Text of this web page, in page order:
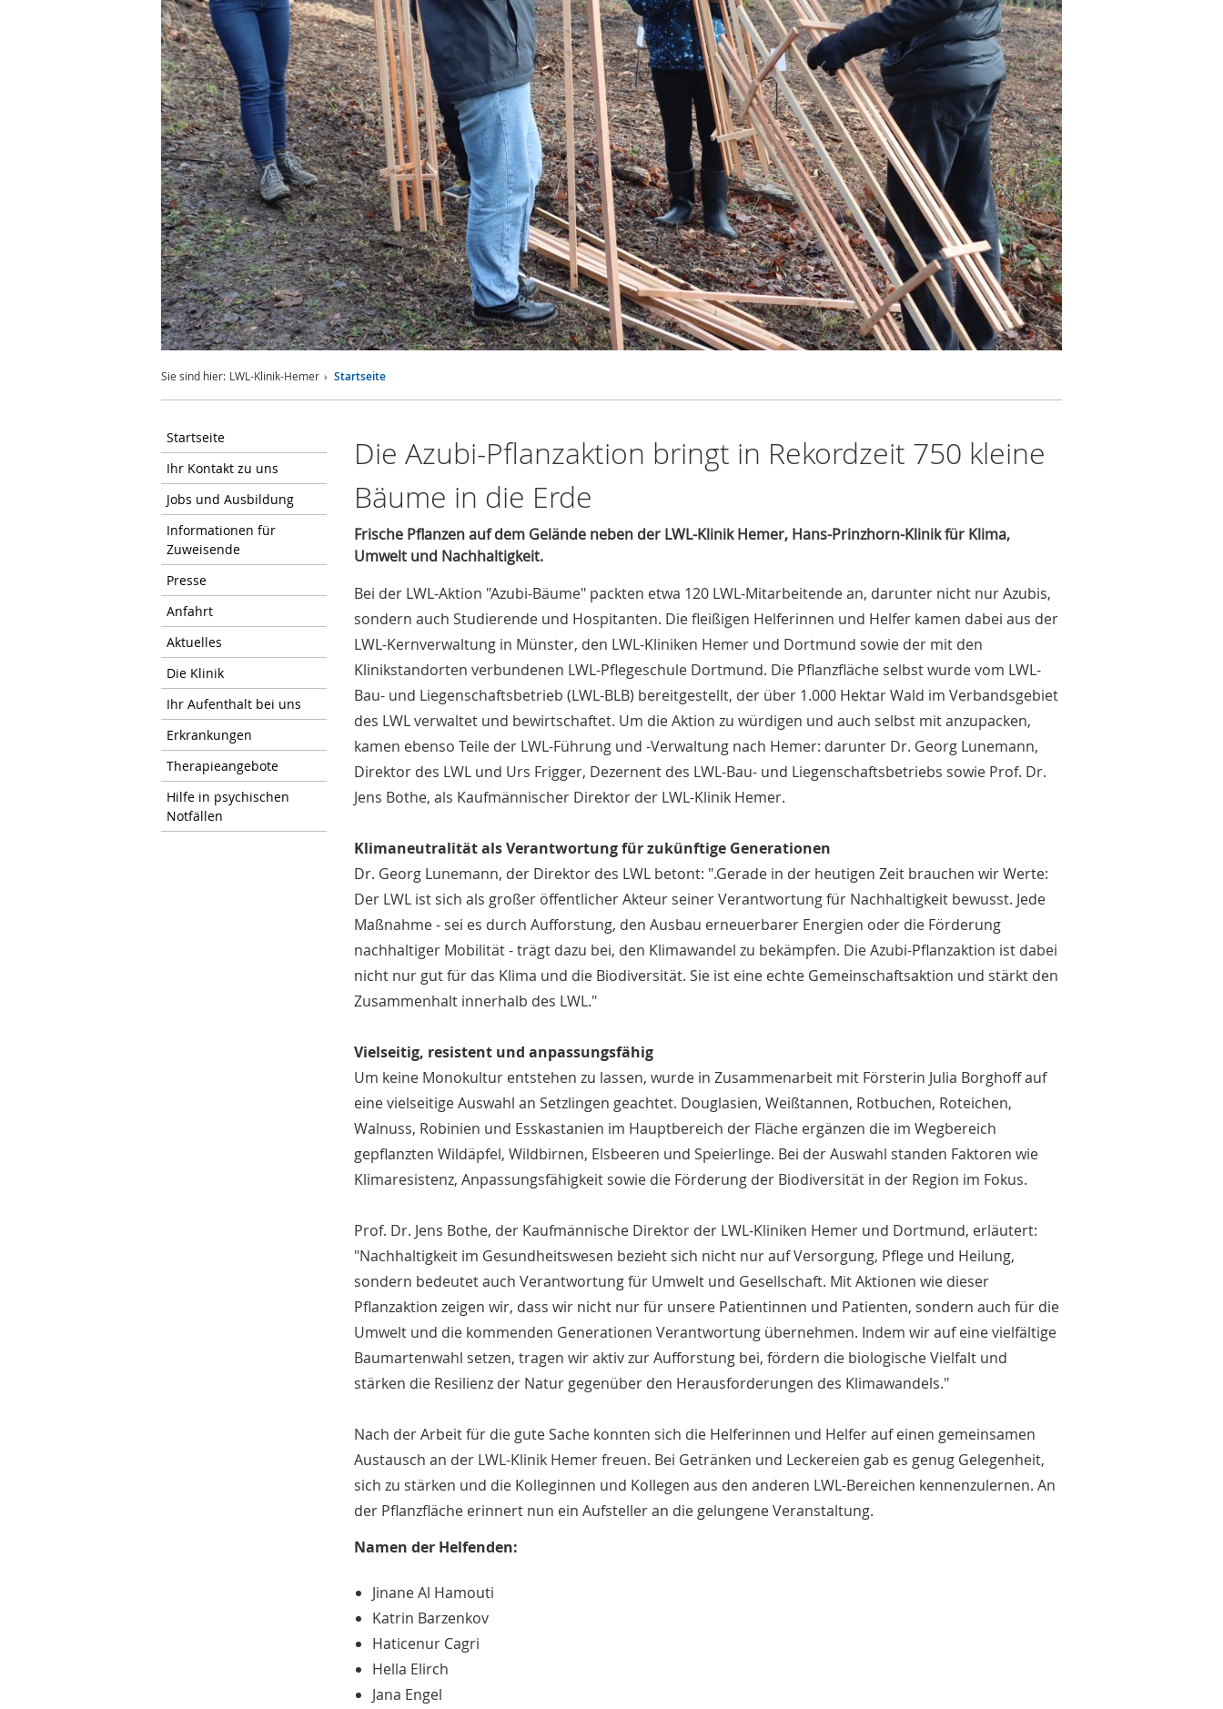
Sie sind hier: LWL-Klinik-Hemer Startseite
Startseite
Ihr Kontakt zu uns
Jobs und Ausbildung
Informationen für
Zuweisende
Presse
Anfahrt
Aktuelles
Die Klinik
Ihr Aufenthalt bei uns
Erkrankungen
Therapieangebote
Hilfe in psychischen
Notfällen
Die Azubi-Pflanzaktion bringt in Rekordzeit 750 kleine
Bäume in die Erde
Frische Pflanzen auf dem Gelände neben der LWL-Klinik Hemer, Hans-Prinzhorn-Klinik für Klima,
Umwelt und Nachhaltigkeit.
Bei der LWL-Aktion "Azubi-Bäume" packten etwa 120 LWL-Mitarbeitende an, darunter nicht nur Azubis,
sondern auch Studierende und Hospitanten. Die fleißigen Helferinnen und Helfer kamen dabei aus der
LWL-Kernverwaltung in Münster, den LWL-Kliniken Hemer und Dortmund sowie der mit den
Klinikstandorten verbundenen LWL-Pflegeschule Dortmund. Die Pflanzfläche selbst wurde vom LWL-
Bau- und Liegenschaftsbetrieb (LWL-BLB) bereitgestellt, der über 1.000 Hektar Wald im Verbandsgebiet
des LWL verwaltet und bewirtschaftet. Um die Aktion zu würdigen und auch selbst mit anzupacken,
kamen ebenso Teile der LWL-Führung und -Verwaltung nach Hemer: darunter Dr. Georg Lunemann,
Direktor des LWL und Urs Frigger, Dezernent des LWL-Bau- und Liegenschaftsbetriebs sowie Prof. Dr.
Jens Bothe, als Kaufmännischer Direktor der LWL-Klinik Hemer.
Klimaneutralität als Verantwortung für zukünftige Generationen
Dr. Georg Lunemann, der Direktor des LWL betont: ".Gerade in der heutigen Zeit brauchen wir Werte:
Der LWL ist sich als großer öffentlicher Akteur seiner Verantwortung für Nachhaltigkeit bewusst. Jede
Maßnahme - sei es durch Aufforstung, den Ausbau erneuerbarer Energien oder die Förderung
nachhaltiger Mobilität - trägt dazu bei, den Klimawandel zu bekämpfen. Die Azubi-Pflanzaktion ist dabei
nicht nur gut für das Klima und die Biodiversität. Sie ist eine echte Gemeinschaftsaktion und stärkt den
Zusammenhalt innerhalb des LWL."
Vielseitig, resistent und anpassungsfähig
Um keine Monokultur entstehen zu lassen, wurde in Zusammenarbeit mit Försterin Julia Borghoff auf
eine vielseitige Auswahl an Setzlingen geachtet. Douglasien, Weißtannen, Rotbuchen, Roteichen,
Walnuss, Robinien und Esskastanien im Hauptbereich der Fläche ergänzen die im Wegbereich
gepflanzten Wildäpfel, Wildbirnen, Elsbeeren und Speierlinge. Bei der Auswahl standen Faktoren wie
Klimaresistenz, Anpassungsfähigkeit sowie die Förderung der Biodiversität in der Region im Fokus.
Prof. Dr. Jens Bothe, der Kaufmännische Direktor der LWL-Kliniken Hemer und Dortmund, erläutert:
"Nachhaltigkeit im Gesundheitswesen bezieht sich nicht nur auf Versorgung, Pflege und Heilung,
sondern bedeutet auch Verantwortung für Umwelt und Gesellschaft. Mit Aktionen wie dieser
Pflanzaktion zeigen wir, dass wir nicht nur für unsere Patientinnen und Patienten, sondern auch für die
Umwelt und die kommenden Generationen Verantwortung übernehmen. Indem wir auf eine vielfältige
Baumartenwahl setzen, tragen wir aktiv zur Aufforstung bei, fördern die biologische Vielfalt und
stärken die Resilienz der Natur gegenüber den Herausforderungen des Klimawandels."
Nach der Arbeit für die gute Sache konnten sich die Helferinnen und Helfer auf einen gemeinsamen
Austausch an der LWL-Klinik Hemer freuen. Bei Getränken und Leckereien gab es genug Gelegenheit,
sich zu stärken und die Kolleginnen und Kollegen aus den anderen LWL-Bereichen kennenzulernen. An
der Pflanzfläche erinnert nun ein Aufsteller an die gelungene Veranstaltung.
Namen der Helfenden:
Jinane Al Hamouti
Katrin Barzenkov
Haticenur Cagri
Hella Elirch
Jana Engel